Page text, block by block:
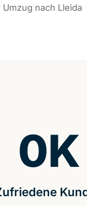
nach Lleida
0K